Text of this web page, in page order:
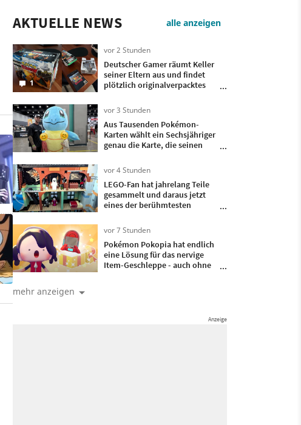
AKTUELLE NEWS alle anzeigen
1
vor 2 Stunden
Deutscher Gamer räumt Keller
seiner Eltern aus und findet
plötzlich originalverpacktes
Transfer-Pak wieder
vor 3 Stunden
Aus Tausenden Pokémon-
Karten wählt ein Sechsjähriger
genau die Karte, die seinen
Vater verband
vor 4 Stunden
LEGO-Fan hat jahrelang Teile
gesammelt und daraus jetzt
eines der berühmtesten
Fernsehgeschichte gebaut
vor 7 Stunden
Pokémon Pokopia hat endlich
eine Lösung für das nervige
Item-Geschleppe - auch ohne
mehr anzeigen